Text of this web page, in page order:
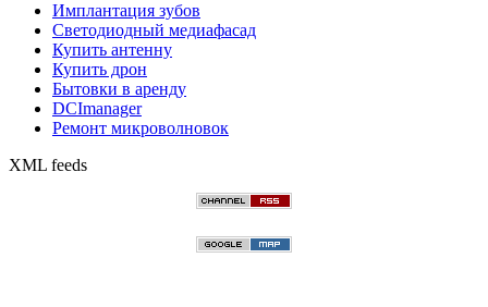
Имплантация зубов
Светодиодный медиафасад
Купить антенну
Купить дрон
Бытовки в аренду
DCImanager
Ремонт микроволновок
XML feeds